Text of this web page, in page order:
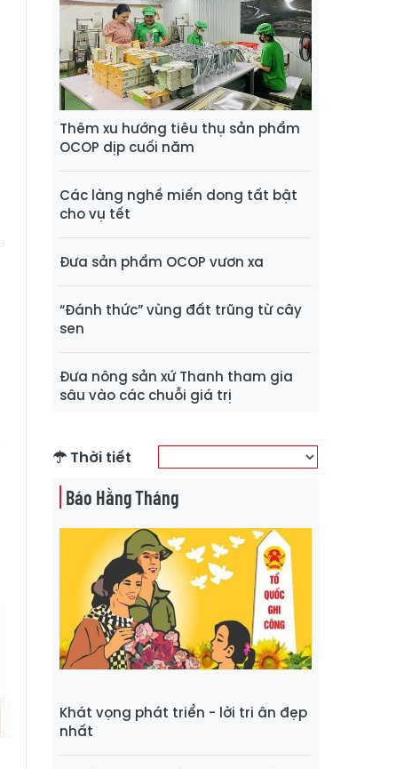
Thêm xu hướng tiêu thụ sản phẩm
OCOP dịp cuối năm
Các làng nghề miến dong tất bật
cho vụ tết
Đưa sản phẩm OCOP vươn xa
“Đánh thức” vùng đất trũng từ cây
sen
Đưa nông sản xứ Thanh tham gia
sâu vào các chuỗi giá trị
Thời tiết
Báo Hằng Tháng
Khát vọng phát triển - lời tri ân đẹp
nhất